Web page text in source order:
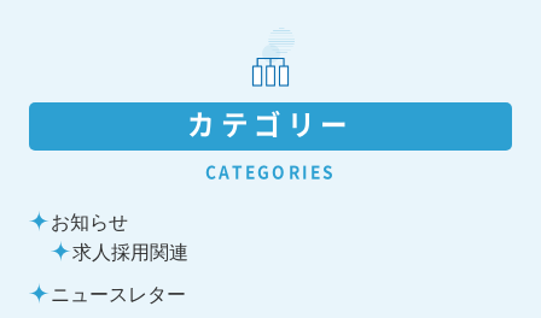
カテゴリー
CATEGORIES
お知らせ
求人採用関連
ニュースレター